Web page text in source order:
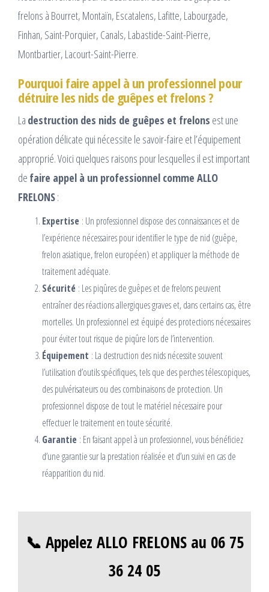
frelons à Bourret, Montaïn, Escatalens, Lafitte, Labourgade,
Finhan, Saint-Porquier, Canals, Labastide-Saint-Pierre,
Montbartier, Lacourt-Saint-Pierre.
Pourquoi faire appel à un professionnel pour
détruire les nids de guêpes et frelons ?
La destruction des nids de guêpes et frelons est une
opération délicate qui nécessite le savoir-faire et l’équipement
approprié. Voici quelques raisons pour lesquelles il est important
de faire appel à un professionnel comme ALLO
FRELONS:
Expertise : Un professionnel dispose des connaissances et de
l’expérience nécessaires pour identifier le type de nid (guêpe,
frelon asiatique, frelon européen) et appliquer la méthode de
traitement adéquate.
Sécurité : Les piqûres de guêpes et de frelons peuvent
entraîner des réactions allergiques graves et, dans certains cas, être
mortelles. Un professionnel est équipé des protections nécessaires
pour éviter tout risque de piqûre lors de l’intervention.
Équipement : La destruction des nids nécessite souvent
l’utilisation d’outils spécifiques, tels que des perches télescopiques,
des pulvérisateurs ou des combinaisons de protection. Un
professionnel dispose de tout le matériel nécessaire pour
effectuer le traitement en toute sécurité.
Garantie : En faisant appel à un professionnel, vous bénéficiez
d’une garantie sur la prestation réalisée et d’un suivi en cas de
réapparition du nid.
📞 Appelez ALLO FRELONS au 06 75
36 24 05